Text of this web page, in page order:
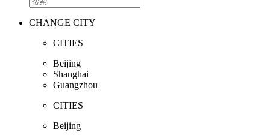
CHANGE CITY
CITIES
Beijing
Shanghai
Guangzhou
CITIES
Beijing